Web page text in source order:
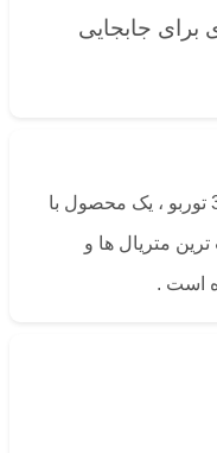
جابجایی
کولر آبی پرتابل سلولزی بزرگ 34000 توربو ، یک محصول با
متریال ها و
است .